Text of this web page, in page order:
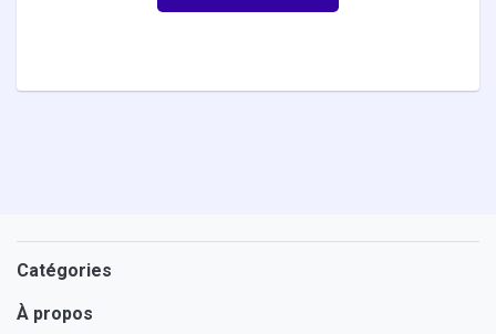
Catégories
À propos